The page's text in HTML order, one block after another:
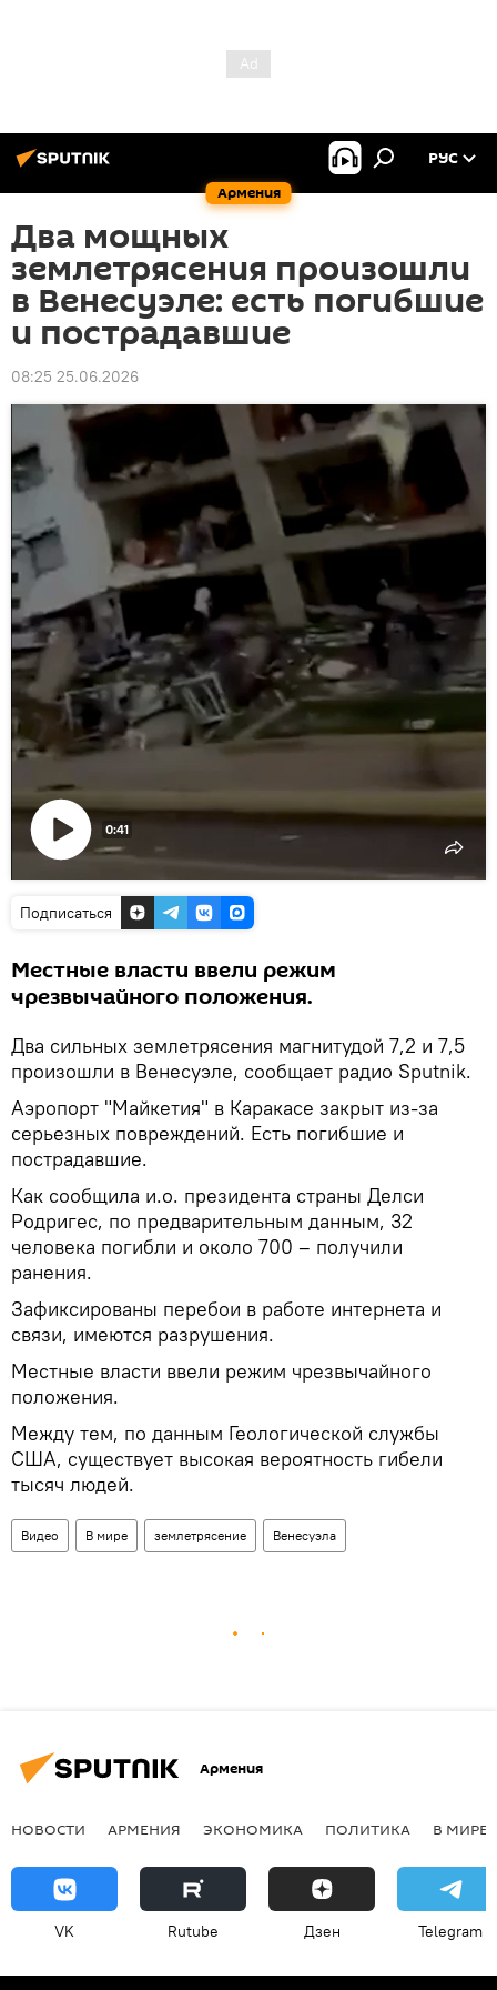
Армения
РУС
Два мощных
землетрясения произошли
в Венесуэле: есть погибшие
и пострадавшие
08:25 25.06.2026
Воспроизвести
0:41
Подписаться
Местные власти ввели режим
чрезвычайного положения.
Два сильных землетрясения магнитудой 7,2 и 7,5
произошли в Венесуэле, сообщает радио Sputnik.
Аэропорт "Майкетия" в Каракасе закрыт из-за
серьезных повреждений. Есть погибшие и
пострадавшие.
Как сообщила и.о. президента страны Делси
Родригес, по предварительным данным, 32
человека погибли и около 700 – получили
ранения.
Зафиксированы перебои в работе интернета и
связи, имеются разрушения.
Местные власти ввели режим чрезвычайного
положения.
Между тем, по данным Геологической службы
США, существует высокая вероятность гибели
тысяч людей.
Видео В мире землетрясение Венесуэла
Армения
НОВОСТИ АРМЕНИЯ ЭКОНОМИКА ПОЛИТИКА В МИРЕ
VK Rutube Дзен Telegram